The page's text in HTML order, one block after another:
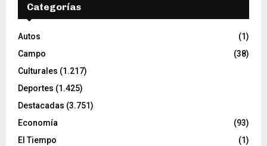
Categorías
Autos
(1)
Campo
(38)
Culturales (1.217)
Deportes (1.425)
Destacadas (3.751)
Economía
(93)
El Tiempo
(1)